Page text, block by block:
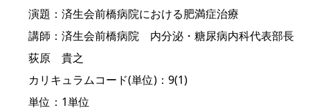
演題：済生会前橋病院における肥満症治療
講師：済生会前橋病院 内分泌・糖尿病内科代表部長
荻原 貴之
カリキュラムコード(単位)：9(1)
単位：1単位